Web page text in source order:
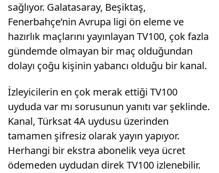
sağlıyor. Galatasaray, Beşiktaş,
Fenerbahçe’nin Avrupa ligi ön eleme ve
hazırlık maçlarını yayınlayan TV100, çok fazla
gündemde olmayan bir maç olduğundan
dolayı çoğu kişinin yabancı olduğu bir kanal.
İzleyicilerin en çok merak ettiği TV100
uyduda var mı sorusunun yanıtı var şeklinde.
Kanal, Türksat 4A uydusu üzerinden
tamamen şifresiz olarak yayın yapıyor.
Herhangi bir ekstra abonelik veya ücret
ödemeden uydudan direk TV100 izlenebilir.